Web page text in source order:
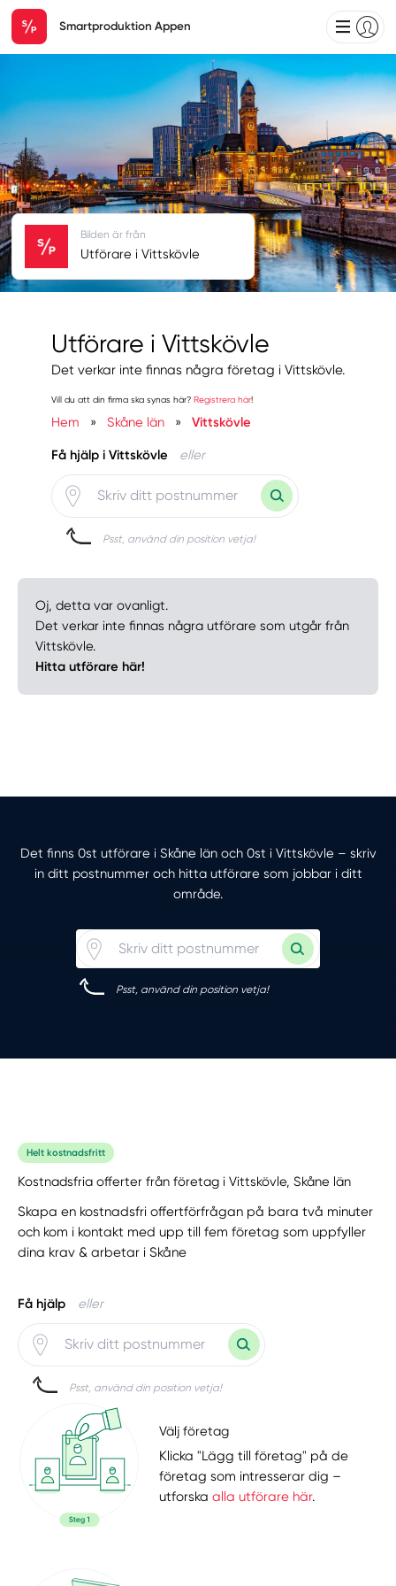
Smartproduktion Appen
Utförare i Vittskövle
Det verkar inte finnas några företag i Vittskövle.
Vill du att din firma ska synas här? Registrera här!
Hem » Skåne län » Vittskövle
Få hjälp i Vittskövle eller
Psst, använd din position vetja!
Bilden är från
Utförare i Vittskövle
Oj, detta var ovanligt.
Det verkar inte finnas några utförare som utgår från
Vittskövle.
Hitta utförare här!
Det finns 0st utförare i Skåne län och 0st i Vittskövle – skriv
in ditt postnummer och hitta utförare som jobbar i ditt
område.
Psst, använd din position vetja!
Helt kostnadsfritt
Kostnadsfria offerter från företag i Vittskövle, Skåne län
Skapa en kostnadsfri offertförfrågan på bara två minuter
och kom i kontakt med upp till fem företag som uppfyller
dina krav & arbetar i Skåne
Få hjälp eller
Psst, använd din position vetja!
Välj företag
Klicka "Lägg till företag" på de
företag som intresserar dig –
utforskaalla utförare här.